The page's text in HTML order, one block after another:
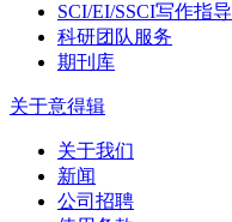
SCI/EI/SSCI写作指导
科研团队服务
期刊库
关于意得辑
关于我们
新闻
公司招聘